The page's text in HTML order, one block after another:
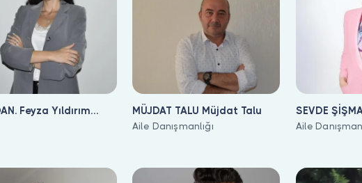
Feyza Yıldırım
MÜJDAT TALU Müjdat Talu
Aile Danışmanlığı
SEVDE
Şişman
Aile